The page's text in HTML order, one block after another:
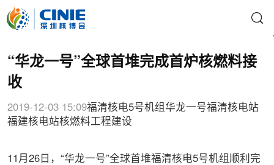
“华龙一号”全球首堆完成首炉核燃料接
收
2019-12-03 15:09福清核电5号机组华龙一号福清核电站
福建核电站核燃料工程建设
11月26日，“华龙一号”全球首堆福清核电5号机组顺利完